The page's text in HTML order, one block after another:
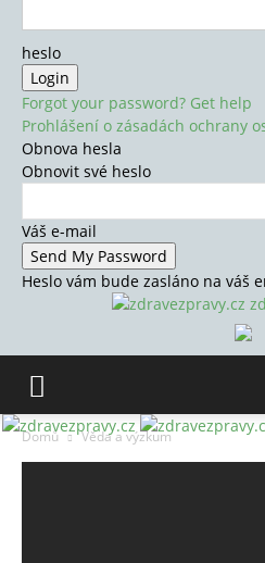
heslo
Forgot your password? Get help
Prohlášení o zásadách ochrany
Obnova hesla
Obnovit své heslo
Váš e-mail
Heslo vám bude zasláno na váš
Domů Věda a výzkum